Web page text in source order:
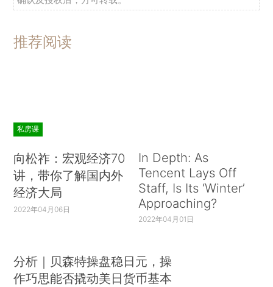
推荐阅读
私房课
向松祚：宏观经济70
讲，带你了解国内外
经济大局
2022年04月06日
In Depth: As
Tencent Lays Off
Staff, Is Its ‘Winter’
Approaching?
2022年04月01日
分析｜贝森特操盘稳日元，操
作巧思能否撬动美日货币基本